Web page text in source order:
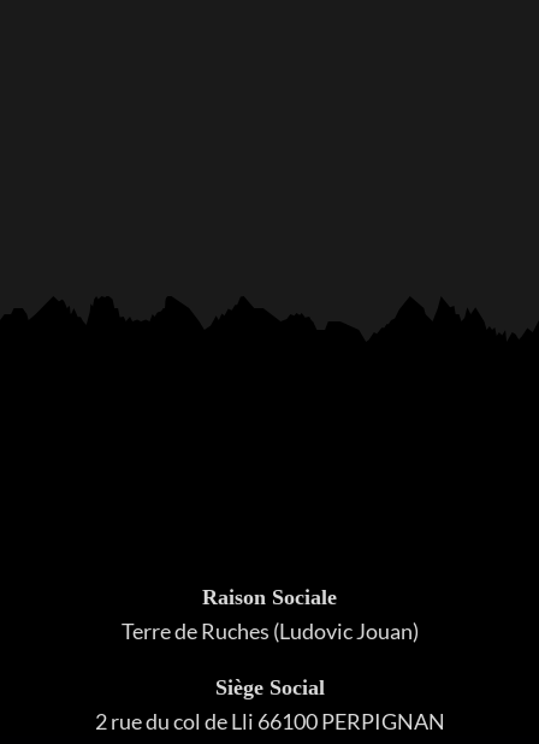
Raison Sociale
Terre de Ruches (Ludovic Jouan)
Siège Social
2 rue du col de Lli 66100 PERPIGNAN